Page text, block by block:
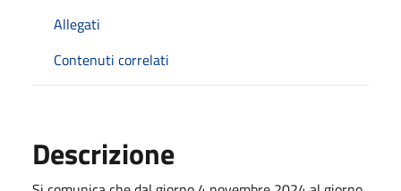
Allegati
Contenuti correlati
Descrizione